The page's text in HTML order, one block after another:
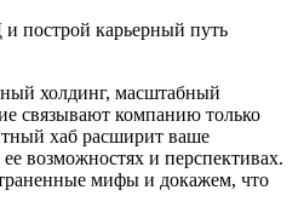
построй карьерный путь
холдинг, масштабный
связывают компанию только
хаб расширит ваше
возможностях и перспективах.
мифы и докажем, что